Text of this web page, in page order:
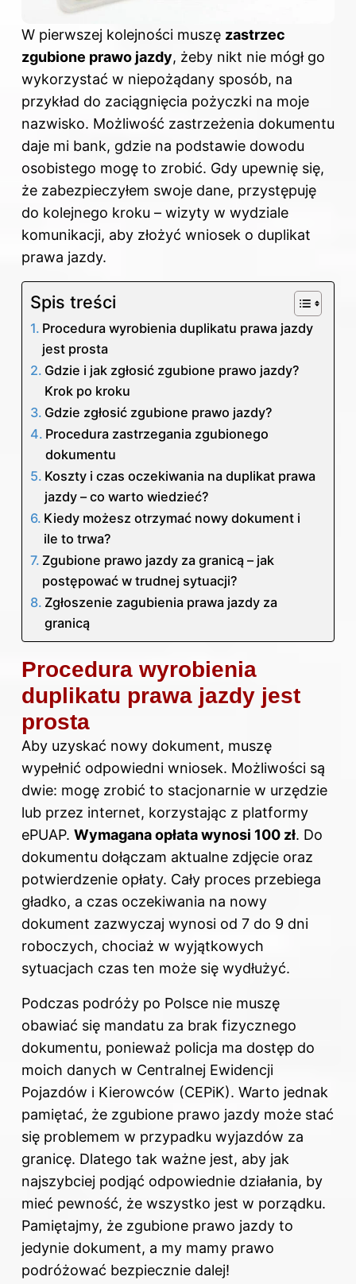
W pierwszej kolejności muszę zastrzec
zgubione prawo jazdy, żeby nikt nie mógł go
wykorzystać w niepożądany sposób, na
przykład do zaciągnięcia pożyczki na moje
nazwisko. Możliwość zastrzeżenia dokumentu
daje mi bank, gdzie na podstawie dowodu
osobistego mogę to zrobić. Gdy upewnię się,
że zabezpieczyłem swoje dane, przystępuję
do kolejnego kroku – wizyty w wydziale
komunikacji, aby złożyć wniosek o duplikat
prawa jazdy.
Spis treści
Procedura wyrobienia duplikatu prawa jazdy
jest prosta
Gdzie i jak zgłosić zgubione prawo jazdy?
Krok po kroku
Gdzie zgłosić zgubione prawo jazdy?
Procedura zastrzegania zgubionego
dokumentu
Koszty i czas oczekiwania na duplikat prawa
jazdy – co warto wiedzieć?
Kiedy możesz otrzymać nowy dokument i
ile to trwa?
Zgubione prawo jazdy za granicą – jak
postępować w trudnej sytuacji?
Zgłoszenie zagubienia prawa jazdy za
granicą
Procedura wyrobienia
duplikatu prawa jazdy jest
prosta
Aby uzyskać nowy dokument, muszę
wypełnić odpowiedni wniosek. Możliwości są
dwie: mogę zrobić to stacjonarnie w urzędzie
lub przez internet, korzystając z platformy
ePUAP. Wymagana opłata wynosi 100 zł. Do
dokumentu dołączam aktualne zdjęcie oraz
potwierdzenie opłaty. Cały proces przebiega
gładko, a czas oczekiwania na nowy
dokument zazwyczaj wynosi od 7 do 9 dni
roboczych, chociaż w wyjątkowych
sytuacjach czas ten może się wydłużyć.
Podczas podróży po Polsce nie muszę
obawiać się mandatu za brak fizycznego
dokumentu, ponieważ policja ma dostęp do
moich danych w Centralnej Ewidencji
Pojazdów i Kierowców (CEPiK). Warto jednak
pamiętać, że zgubione prawo jazdy może stać
się problemem w przypadku wyjazdów za
granicę. Dlatego tak ważne jest, aby jak
najszybciej podjąć odpowiednie działania, by
mieć pewność, że wszystko jest w porządku.
Pamiętajmy, że zgubione prawo jazdy to
jedynie dokument, a my mamy prawo
podróżować bezpiecznie dalej!